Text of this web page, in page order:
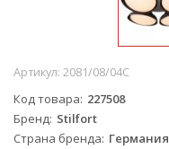
Артикул: 2081/08/04C
Код товара 227508
Бренд Stilfort
Страна бренда Германия